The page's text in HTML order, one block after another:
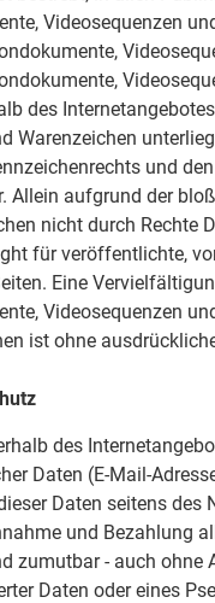
Videosequenzen
des
Warenzeichen
und
Allein aufgrund der
nicht durch Rechte
für veröffentlichte,
Eine
Videosequenzen
ist ohne
des
Daten (E-Mail-
Daten seitens
und Bezahlung
zumutbar - auch ohne
Daten oder eines